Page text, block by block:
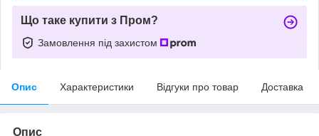
Що таке купити з Пром?
Замовлення під захистом
Опис Характеристики Відгуки про товар Доставка
Опис